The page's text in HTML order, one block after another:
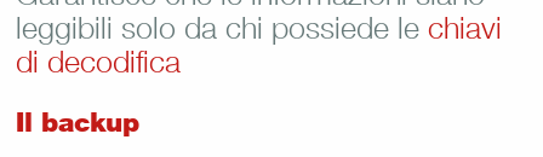
leggibili solo da chi possiede le chiavi
di decodifica
Il backup